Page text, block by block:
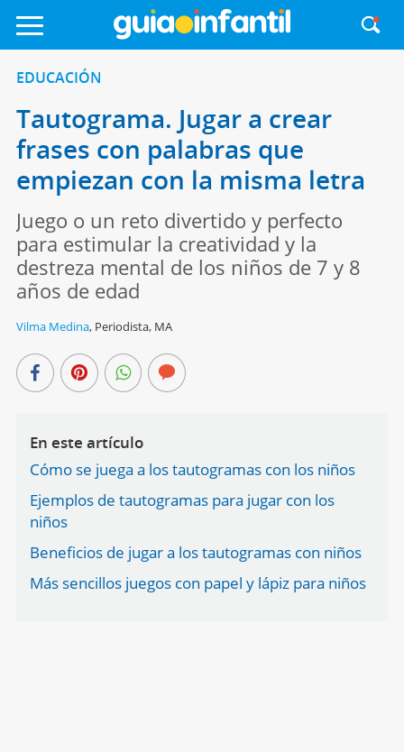
EDUCACIÓN
Tautograma. Jugar a crear
frases con palabras que
empiezan con la misma letra
Juego o un reto divertido y perfecto
para estimular la creatividad y la
destreza mental de los niños de 7 y 8
años de edad
Vilma Medina, Periodista, MA
En este artículo
Cómo se juega a los tautogramas con los niños
Ejemplos de tautogramas para jugar con los
niños
Beneficios de jugar a los tautogramas con niños
Más sencillos juegos con papel y lápiz para niños